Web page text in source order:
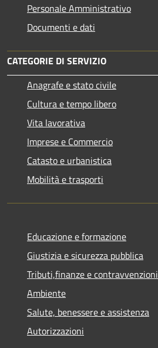
Personale Amministrativo
Documenti e dati
CATEGORIE DI SERVIZIO
Anagrafe e stato civile
Cultura e tempo libero
Vita lavorativa
Imprese e Commercio
Catasto e urbanistica
Mobilità e trasporti
Educazione e formazione
Giustizia e sicurezza pubblica
Tributi,finanze e contravvenzioni
Ambiente
Salute, benessere e assistenza
Autorizzazioni